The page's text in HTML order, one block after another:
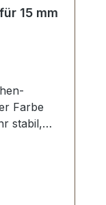
15 mm
Farbe
stabil,